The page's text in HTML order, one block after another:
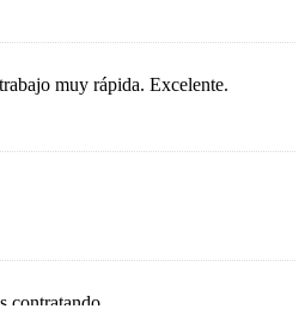
muy rápida. Excelente.
contratando